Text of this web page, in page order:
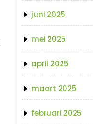
juni 2025
mei 2025
april 2025
maart 2025
februari 2025